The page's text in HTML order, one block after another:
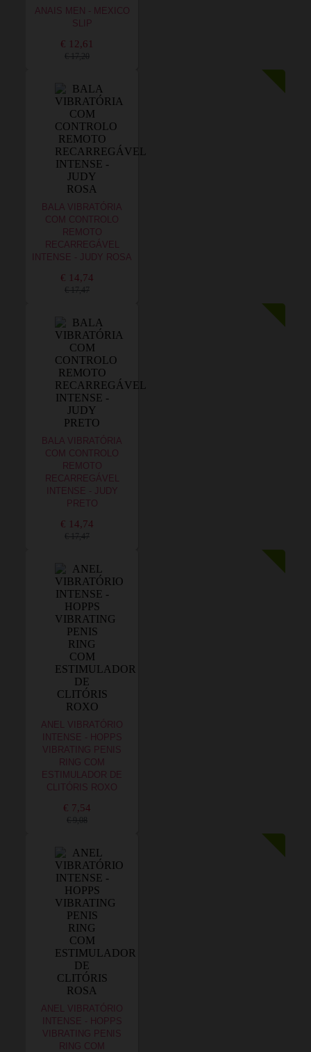
ANAIS MEN - MEXICO
SLIP
€ 12,61
€ 17,20
BALA VIBRATÓRIA
COM CONTROLO
REMOTO
RECARREGÁVEL
INTENSE - JUDY ROSA
€ 14,74
€ 17,47
BALA VIBRATÓRIA
COM CONTROLO
REMOTO
RECARREGÁVEL
INTENSE - JUDY
PRETO
€ 14,74
€ 17,47
ANEL VIBRATÓRIO
INTENSE - HOPPS
VIBRATING PENIS
RING COM
ESTIMULADOR DE
CLITÓRIS ROXO
€ 7,54
€ 9,08
ANEL VIBRATÓRIO
INTENSE - HOPPS
VIBRATING PENIS
RING COM